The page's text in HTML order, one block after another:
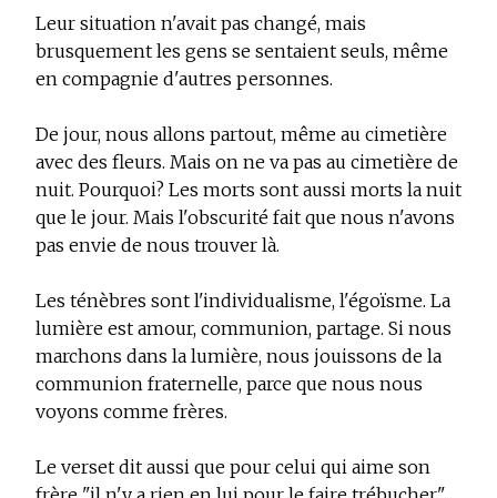
Leur situation n'avait pas changé, mais
brusquement les gens se sentaient seuls, même
en compagnie d'autres personnes.
De jour, nous allons partout, même au cimetière
avec des fleurs. Mais on ne va pas au cimetière de
nuit. Pourquoi? Les morts sont aussi morts la nuit
que le jour. Mais l'obscurité fait que nous n'avons
pas envie de nous trouver là.
Les ténèbres sont l'individualisme, l'égoïsme. La
lumière est amour, communion, partage. Si nous
marchons dans la lumière, nous jouissons de la
communion fraternelle, parce que nous nous
voyons comme frères.
Le verset dit aussi que pour celui qui aime son